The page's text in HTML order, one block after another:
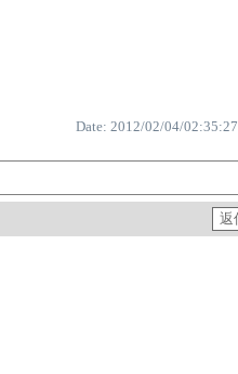
Date: 2012/02/04/02:35:27